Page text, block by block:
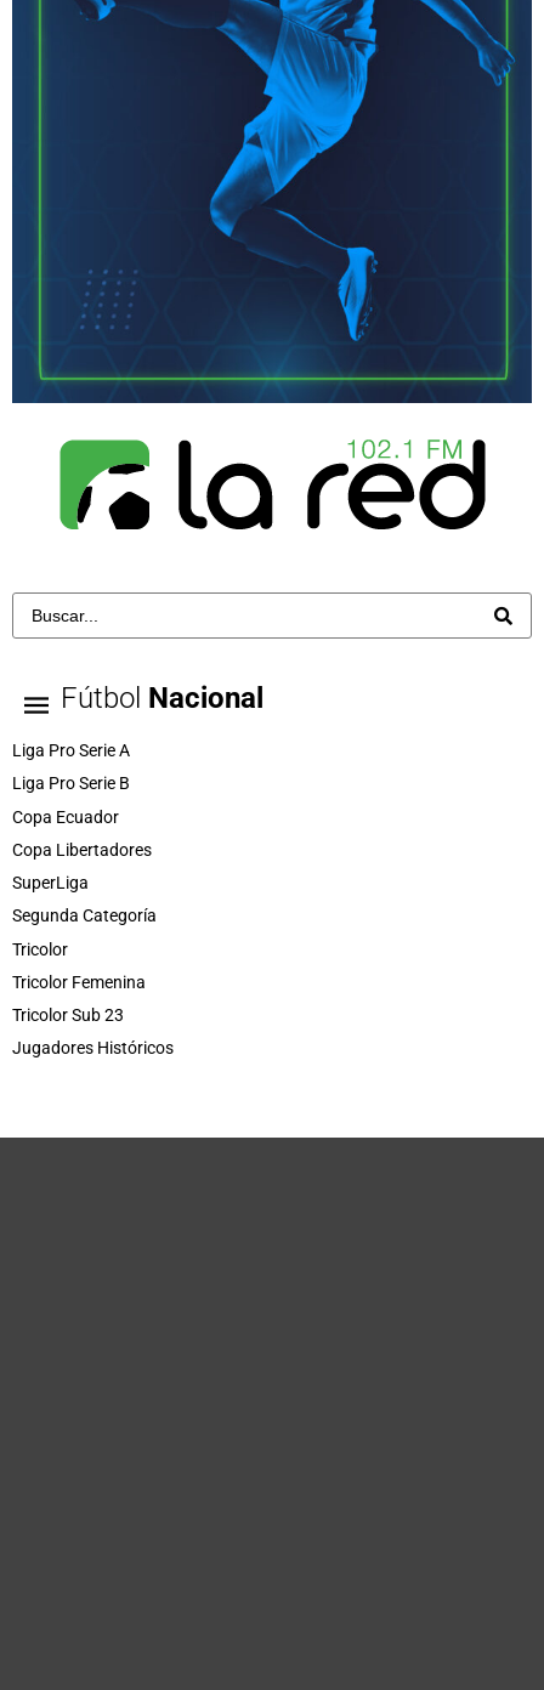
Fútbol Nacional
Liga Pro Serie A
Liga Pro Serie B
Copa Ecuador
Copa Libertadores
SuperLiga
Segunda Categoría
Tricolor
Tricolor Femenina
Tricolor Sub 23
Jugadores Históricos